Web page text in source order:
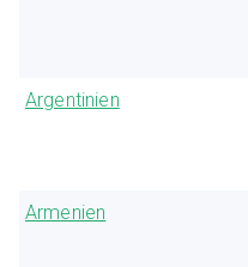
Argentinien
Armenien